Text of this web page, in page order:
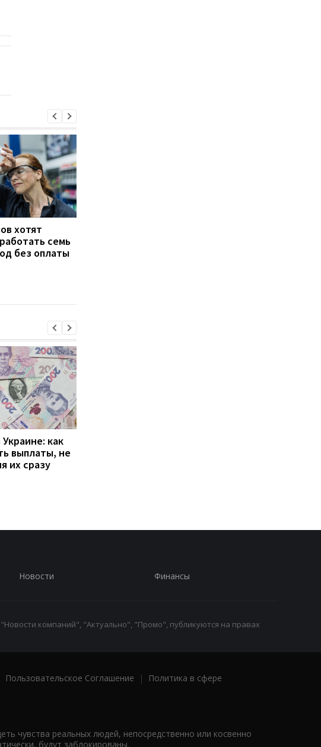
хотят
семь
без оплаты
как
выплаты, не
их сразу
Новости Финансы
компаний", "Актуально", "Промо", публикуются на правах
Пользовательское Соглашение |
Политика в сфере
чувства реальных людей, непосредственно или косвенно
будут заблокированы.